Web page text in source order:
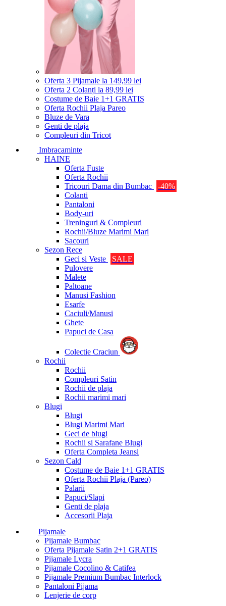
Oferta 3 Pijamale la 149,99 lei
Oferta 2 Colanți la 89,99 lei
Costume de Baie 1+1 GRATIS
Oferta Rochii Plaja Pareo
Bluze de Vara
Genti de plaja
Compleuri din Tricot
Imbracaminte
HAINE
Oferta Fuste
Oferta Rochii
Tricouri Dama din Bumbac
-40%
Colanti
Pantaloni
Body-uri
Treninguri & Compleuri
Rochii/Bluze Marimi Mari
Sacouri
Sezon Rece
Geci si Veste
SALE
Pulovere
Malete
Paltoane
Manusi Fashion
Esarfe
Caciuli/Manusi
Ghete
Papuci de Casa
Colectie Craciun
Rochii
Rochii
Compleuri Satin
Rochii de plaja
Rochii marimi mari
Blugi
Blugi
Blugi Marimi Mari
Geci de blugi
Rochii si Sarafane Blugi
Oferta Completa Jeansi
Sezon Cald
Costume de Baie 1+1 GRATIS
Oferta Rochii Plaja (Pareo)
Palarii
Papuci/Slapi
Genti de plaja
Accesorii Plaja
Pijamale
Pijamale Bumbac
Oferta Pijamale Satin 2+1 GRATIS
Pijamale Lycra
Pijamale Cocolino & Catifea
Pijamale Premium Bumbac Interlock
Pantaloni Pijama
Lenjerie de corp